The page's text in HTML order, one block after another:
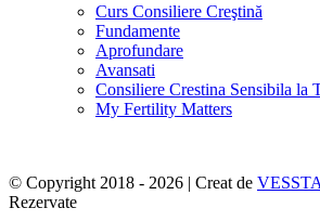
Curs Consiliere Creştină
Fundamente
Aprofundare
Avansati
Consiliere Crestina Sensibila la
My Fertility Matters
© Copyright 2018 - 2026 | Creat de
Rezervate